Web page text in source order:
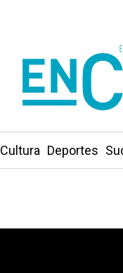
Cultura Deportes